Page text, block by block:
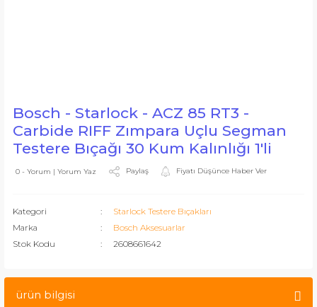
Bosch - Starlock - ACZ 85 RT3 -
Carbide RIFF Zımpara Uçlu Segman
Testere Bıçağı 30 Kum Kalınlığı 1'li
0 - Yorum | Yorum Yaz Paylaş Fiyatı Düşünce Haber Ver
Kategori
Starlock Testere Bıçakları
Marka
Bosch Aksesuarlar
Stok Kodu
2608661642
ürün bilgisi